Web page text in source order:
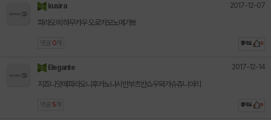
kusira 2017-12-07
파라오에 하무카우 오로카모노메가!!!!
댓글 0 개 좋아요 0
Elegante 2017-12-14
지죠니앗떼파라오니후카노나시반부츠반쇼우와가슈츄니아리
댓글 5 개 좋아요 0